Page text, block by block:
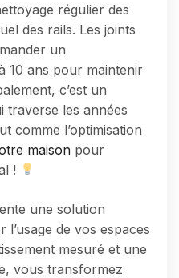
régulier des
des rails. Les joints
un
10 ans pour maintenir
c’est un
traverse les années
comme l’optimisation
maison pour
!
une solution
l’usage de vos espaces
mesuré et une
vous transformez